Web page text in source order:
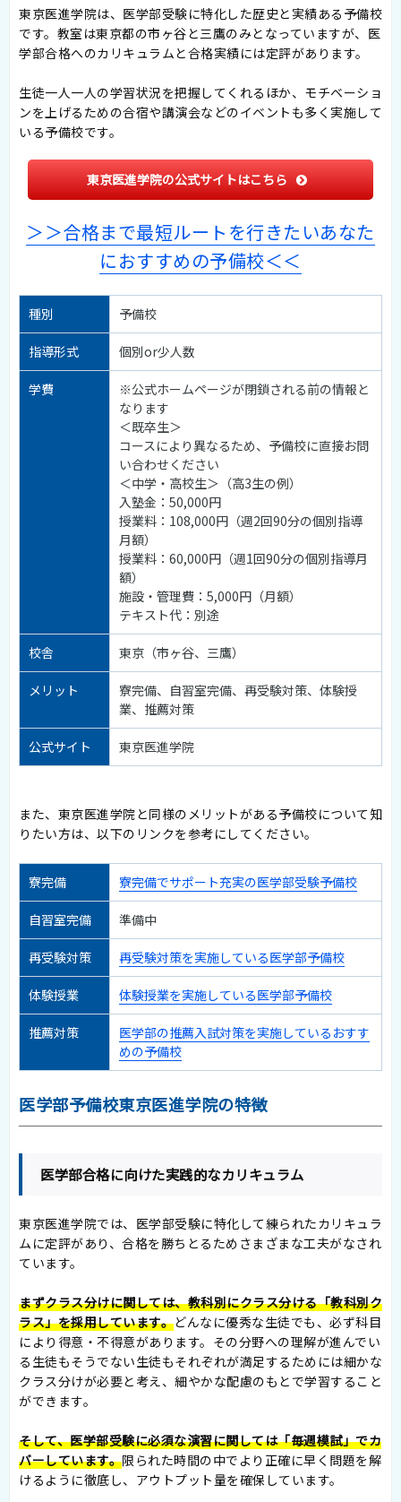
東京医進学院は、医学部受験に特化した歴史と実績ある予備校
です。教室は東京都の市ヶ谷と三鷹のみとなっていますが、医
学部合格へのカリキュラムと合格実績には定評があります。
生徒一人一人の学習状況を把握してくれるほか、モチベーショ
ンを上げるための合宿や講演会などのイベントも多く実施して
いる予備校です。
東京医進学院の公式サイトはこちら
＞＞合格まで最短ルートを行きたいあなた
におすすめの予備校＜＜
種別 予備校
指導形式 個別or少人数
学費
※公式ホームページが閉鎖される前の情報と
なります
＜既卒生＞
コースにより異なるため、予備校に直接お問
い合わせください
＜中学・高校生＞（高3生の例）
入塾金：50,000円
授業料：108,000円（週2回90分の個別指導
月額）
授業料：60,000円（週1回90分の個別指導月
額）
施設・管理費：5,000円（月額）
テキスト代：別途
校舎 東京（市ヶ谷、三鷹）
メリット
寮完備、自習室完備、再受験対策、体験授
業、推薦対策
公式サイト 東京医進学院
また、東京医進学院と同様のメリットがある予備校について知
りたい方は、以下のリンクを参考にしてください。
寮完備 寮完備でサポート充実の医学部受験予備校
自習室完備 準備中
再受験対策 再受験対策を実施している医学部予備校
体験授業 体験授業を実施している医学部予備校
推薦対策
医学部の推薦入試対策を実施しているおすす
めの予備校
医学部予備校東京医進学院の特徴
医学部合格に向けた実践的なカリキュラム
東京医進学院では、医学部受験に特化して練られたカリキュラ
ムに定評があり、合格を勝ちとるためさまざまな工夫がなされ
ています。
まずクラス分けに関しては、教科別にクラス分ける「教科別ク
ラス」を採用しています。どんなに優秀な生徒でも、必ず科目
により得意・不得意があります。その分野への理解が進んでい
る生徒もそうでない生徒もそれぞれが満足するためには細かな
クラス分けが必要と考え、細やかな配慮のもとで学習すること
ができます。
そして、医学部受験に必須な演習に関しては「毎週模試」でカ
バーしています。限られた時間の中でより正確に早く問題を解
けるように徹底し、アウトプット量を確保しています。